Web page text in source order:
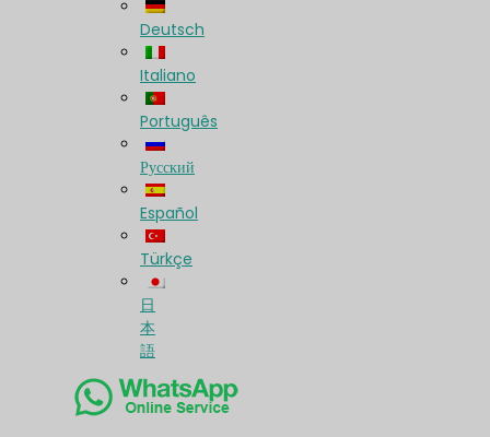
Deutsch
Italiano
Português
Русский
Español
Türkçe
日
本
語